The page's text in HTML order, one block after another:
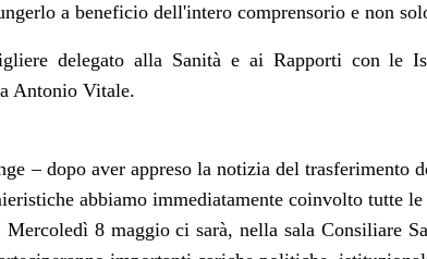
a beneficio dell'intero comprensorio e non
delegato alla Sanità e ai Rapporti con le
Antonio Vitale.
– dopo aver appreso la notizia del trasferimento
abbiamo immediatamente coinvolto tutte
8 maggio ci sarà, nella sala Consiliare